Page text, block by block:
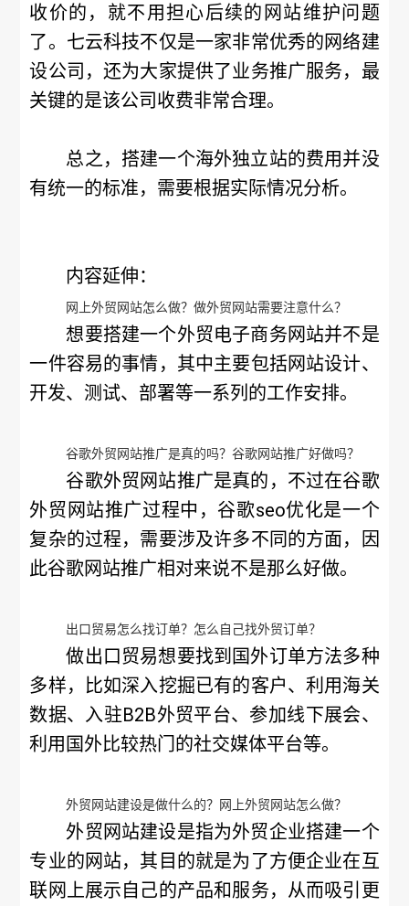
收价的，就不用担心后续的网站维护问题
了。七云科技不仅是一家非常优秀的网络建
设公司，还为大家提供了业务推广服务，最
关键的是该公司收费非常合理。
总之，搭建一个海外独立站的费用并没
有统一的标准，需要根据实际情况分析。
内容延伸：
网上外贸网站怎么做？做外贸网站需要注意什么？
想要搭建一个外贸电子商务网站并不是
一件容易的事情，其中主要包括网站设计、
开发、测试、部署等一系列的工作安排。
谷歌外贸网站推广是真的吗？谷歌网站推广好做吗？
谷歌外贸网站推广是真的，不过在谷歌
外贸网站推广过程中，谷歌seo优化是一个
复杂的过程，需要涉及许多不同的方面，因
此谷歌网站推广相对来说不是那么好做。
出口贸易怎么找订单？怎么自己找外贸订单？
做出口贸易想要找到国外订单方法多种
多样，比如深入挖掘已有的客户、利用海关
数据、入驻B2B外贸平台、参加线下展会、
利用国外比较热门的社交媒体平台等。
外贸网站建设是做什么的？网上外贸网站怎么做？
外贸网站建设是指为外贸企业搭建一个
专业的网站，其目的就是为了方便企业在互
联网上展示自己的产品和服务，从而吸引更